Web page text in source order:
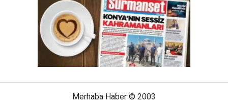
Merhaba Haber © 2003